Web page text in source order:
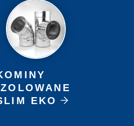
EKO